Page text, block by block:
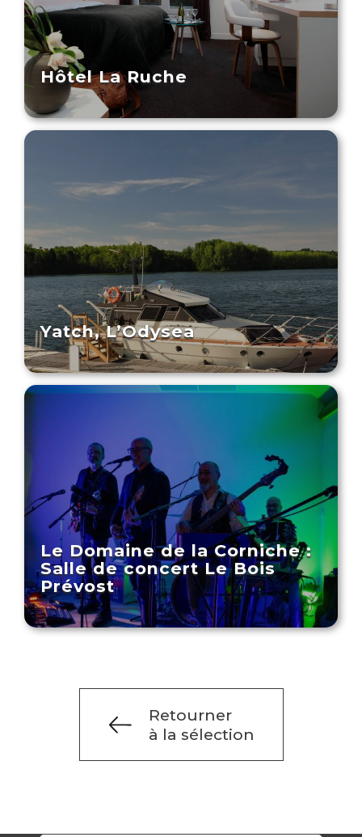
Hôtel La Ruche
Yatch, L’Odysea
Le Domaine de la Corniche :
Salle de concert Le Bois
Prévost
Retourner
à la sélection